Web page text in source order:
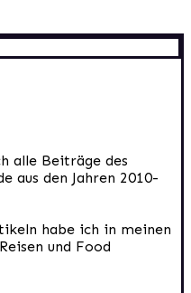
alle Beiträge des
aus den Jahren 2010-
habe ich in meinen
und Food